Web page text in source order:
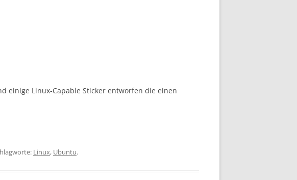
einige Linux-Capable Sticker entworfen die einen
Linux, Ubuntu.